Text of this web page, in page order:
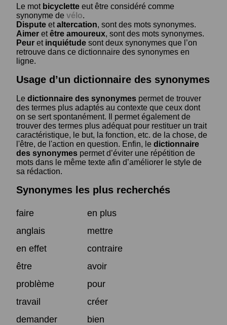
Le mot bicyclette eut être considéré comme
synonyme de vélo.
Dispute etaltercation, sont des mots synonymes.
Aimer etêtre amoureux, sont des mots synonymes.
Peur et inquiétude sont deux synonymes que l’on
retrouve dans ce dictionnaire des synonymes en
ligne.
Usage d’un dictionnaire des synonymes
Le dictionnaire des synonymes permet de trouver
des termes plus adaptés au contexte que ceux dont
on se sert spontanément. Il permet également de
trouver des termes plus adéquat pour restituer un trait
caractéristique, le but, la fonction, etc. de la chose, de
l'être, de l'action en question. Enfin, le dictionnaire
des synonymes permet d’éviter une répétition de
mots dans le même texte afin d’améliorer le style de
sa rédaction.
Synonymes les plus recherchés
faire
en plus
anglais
mettre
en effet
contraire
être
avoir
problème
pour
travail
créer
demander
bien